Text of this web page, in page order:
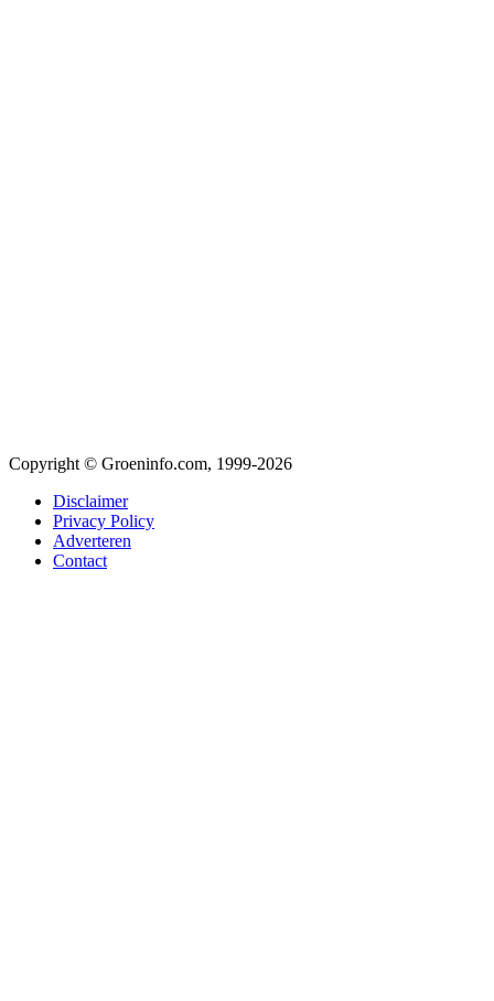
Copyright © Groeninfo.com, 1999-2026
Disclaimer
Privacy Policy
Adverteren
Contact